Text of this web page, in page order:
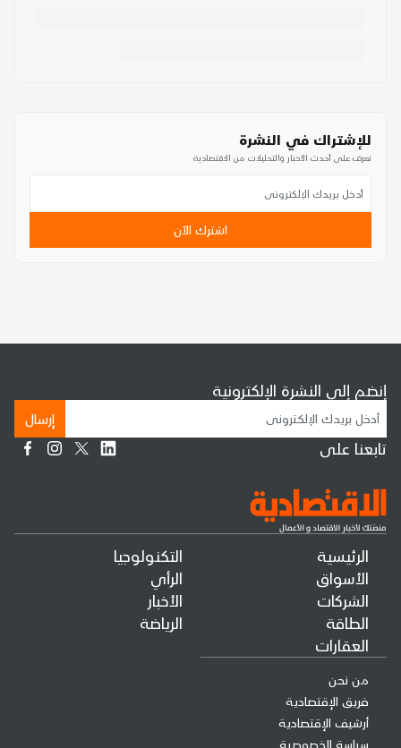
للإشتراك في النشرة
تعرف على أحدث الأخبار والتحليلات من الاقتصادية
اشترك الآن
الرئيسية
الأسواق
الشركات
الطاقة
العقارات
التكنولوجيا
الرأي
الأخبار
الرياضة
من نحن
فريق الإقتصادية
أرشيف الإقتصادية
سياسة الخصوصية
إنضم إلى النشرة الإلكترونية
إرسال
تابعنا على